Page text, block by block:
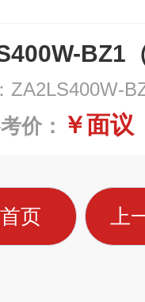
ZA2LS400W-
价： ￥面议
首页 上